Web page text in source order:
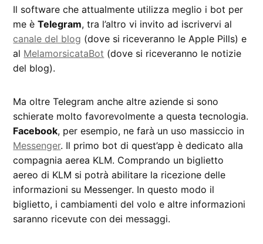
Il software che attualmente utilizza meglio i bot per
me èTelegram, tra l’altro vi invito ad iscrivervi al
canale del blog (dove si riceveranno le Apple Pills) e
al MelamorsicataBot (dove si riceveranno le notizie
del blog).
Ma oltre Telegram anche altre aziende si sono
schierate molto favorevolmente a questa tecnologia.
Facebook, per esempio, ne farà un uso massiccio in
Messenger. Il primo bot di quest’app è dedicato alla
compagnia aerea KLM. Comprando un biglietto
aereo di KLM si potrà abilitare la ricezione delle
informazioni su Messenger. In questo modo il
biglietto, i cambiamenti del volo e altre informazioni
saranno ricevute con dei messaggi.